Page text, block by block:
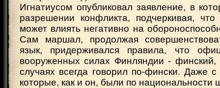
Игнатиусом опубликовал заявление, в
разрешении конфликта, подчеркивая,
может влиять негативно на
Сам маршал, продолжая
язык, придерживался правила, что
вооруженных силах Финляндии -
случаях всегда говорил по-фински. Даже
которые, как и он, были по национальности